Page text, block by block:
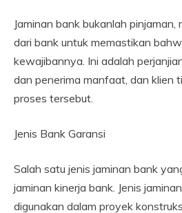
Jaminan bank bukanlah
dari bank untuk memastikan
kewajibannya. Ini adalah
dan penerima manfaat, dan klien
proses tersebut.
Jenis Bank Garansi
Salah satu jenis jaminan bank
jaminan kinerja bank. Jenis
digunakan dalam proyek